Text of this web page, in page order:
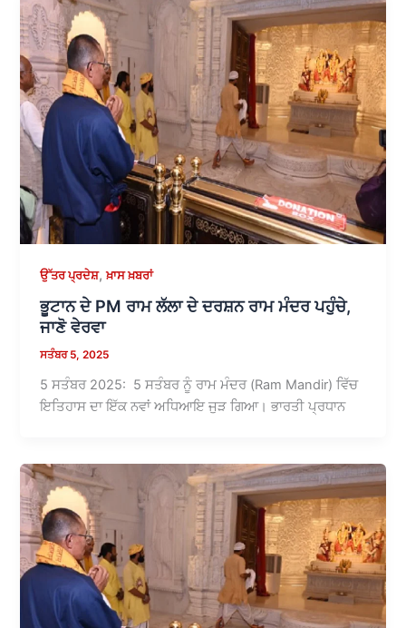
ਉੱਤਰ ਪ੍ਰਦੇਸ਼,ਖ਼ਾਸ ਖ਼ਬਰਾਂ
ਭੂਟਾਨ ਦੇ PM ਰਾਮ ਲੱਲਾ ਦੇ ਦਰਸ਼ਨ ਰਾਮ ਮੰਦਰ ਪਹੁੰਚੇ,
ਜਾਣੋ ਵੇਰਵਾ
ਸਤੰਬਰ 5, 2025
5 ਸਤੰਬਰ 2025: 5 ਸਤੰਬਰ ਨੂੰ ਰਾਮ ਮੰਦਰ (Ram Mandir) ਵਿੱਚ
ਇਤਿਹਾਸ ਦਾ ਇੱਕ ਨਵਾਂ ਅਧਿਆਇ ਜੁੜ ਗਿਆ। ਭਾਰਤੀ ਪ੍ਰਧਾਨ